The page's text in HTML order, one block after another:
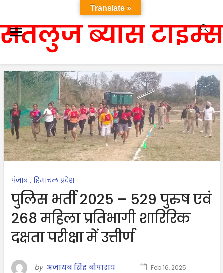
सतलुज ब्यास टाइम्स
पंजाब, हिमाचल प्रदेश
पुलिस भर्ती 2025 – 529 पुरुष एवं
268 महिला प्रतिभागी शारिरिक
दक्षता परीक्षा में उत्तीर्ण
by अजायब सिंह बोपाराय Feb 16, 2025
Translate »